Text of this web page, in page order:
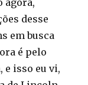
agora,
desse
em busca
é pelo
e isso eu vi,